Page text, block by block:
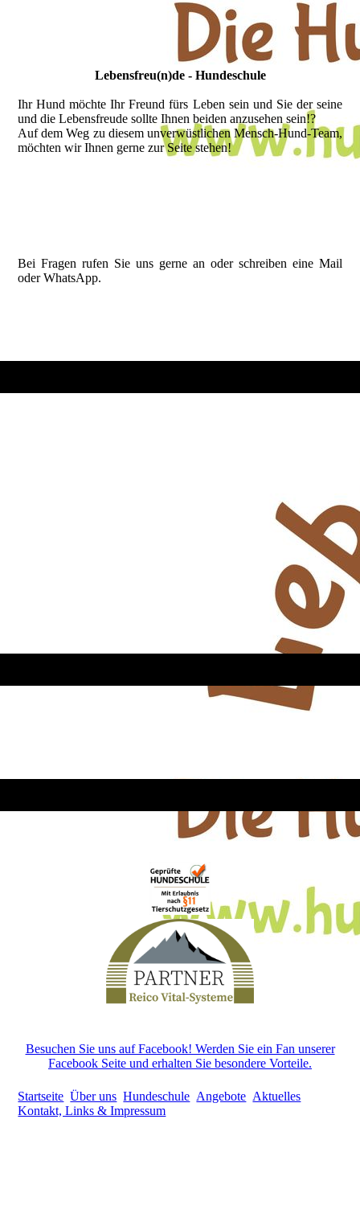
Lebensfreu(n)de - Hundeschule
Ihr Hund möchte Ihr Freund fürs Leben sein und Sie der seine
und die Lebensfreude sollte Ihnen beiden anzusehen sein!?
Auf dem Weg zu diesem unverwüstlichen Mensch-Hund-Team,
möchten wir Ihnen gerne zur Seite stehen!
Bei Fragen rufen Sie uns gerne an oder schreiben eine Mail
oder WhatsApp.
Besuchen Sie uns auf Facebook! Werden Sie ein Fan unserer
Facebook Seite und erhalten Sie besondere Vorteile.
Startseite Über uns Hundeschule Angebote Aktuelles
Kontakt, Links & Impressum